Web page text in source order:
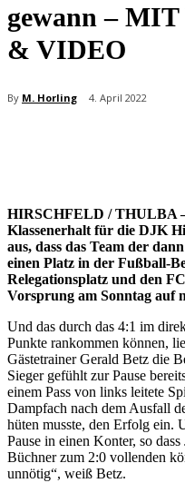
gewann –
& VIDEO
By M. Horling 4. April 2022
HIRSCHFELD / THULBA –
Klassenerhalt für die DJK
aus, dass das Team der
einen Platz in der Fußball-
Relegationsplatz und den
Vorsprung am Sonntag auf
Und das durch das 4:1 im
Punkte rankommen können,
Gästetrainer Gerald Betz die
Sieger gefühlt zur Pause
einem Pass von links leitete
Dampfach nach dem Ausfall
hüten musste, den Erfolg ein.
Pause in einen Konter, so
Büchner zum 2:0 vollenden
unnötig“, weiß Betz.